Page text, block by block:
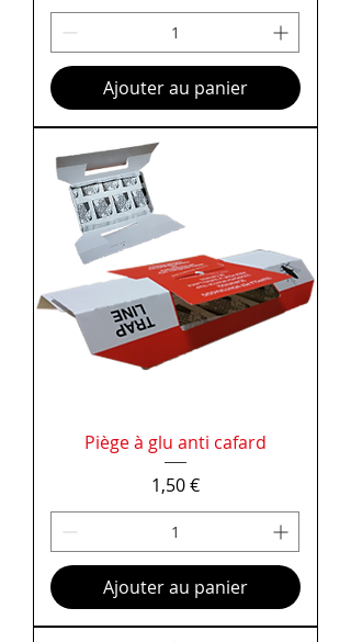
Ajouter au panier
Piège à glu anti cafard
Prix
1,50 €
Ajouter au panier